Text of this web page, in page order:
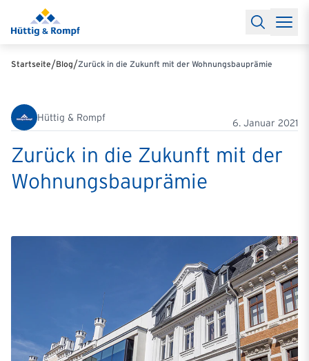
Baufinanzierung
RechnerBaufinanzierungsrechner
Anschlussfinanzierung
Partnerschaft
Partner werden
Käuferprofile 2026
News & Events
Über unsIhre Ansprechpartner
Startseite/Blog/Zurück in die Zukunft mit der Wohnungsbauprämie
Hüttig & Rompf 6. Januar 2021
Zurück in die Zukunft mit der
Wohnungsbauprämie